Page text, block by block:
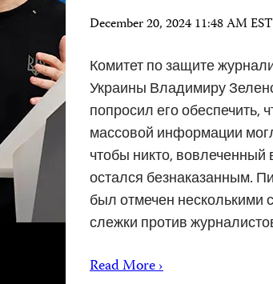
December 20, 2024 11:48 AM EST
Комитет по защите
Украины Владимиру
попросил его обеспечить,
массовой информации
чтобы никто, вовлеченный
остался безнаказанным.
был отмечен несколькими
слежки против
Read More ›